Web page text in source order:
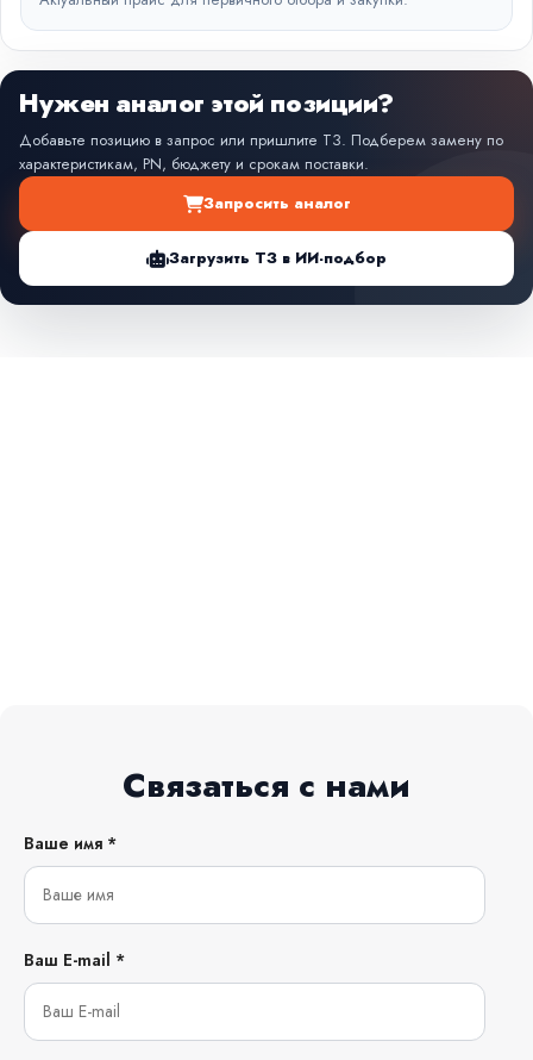
Нужен аналог этой позиции?
Добавьте позицию в запрос или пришлите ТЗ. Подберем замену по
характеристикам, PN, бюджету и срокам поставки.
Запросить аналог
Загрузить ТЗ в ИИ-подбор
Связаться с нами
Ваше имя *
Ваш E-mail *